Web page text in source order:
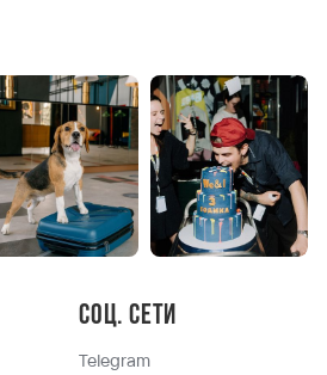
Соц. сети
Telegram